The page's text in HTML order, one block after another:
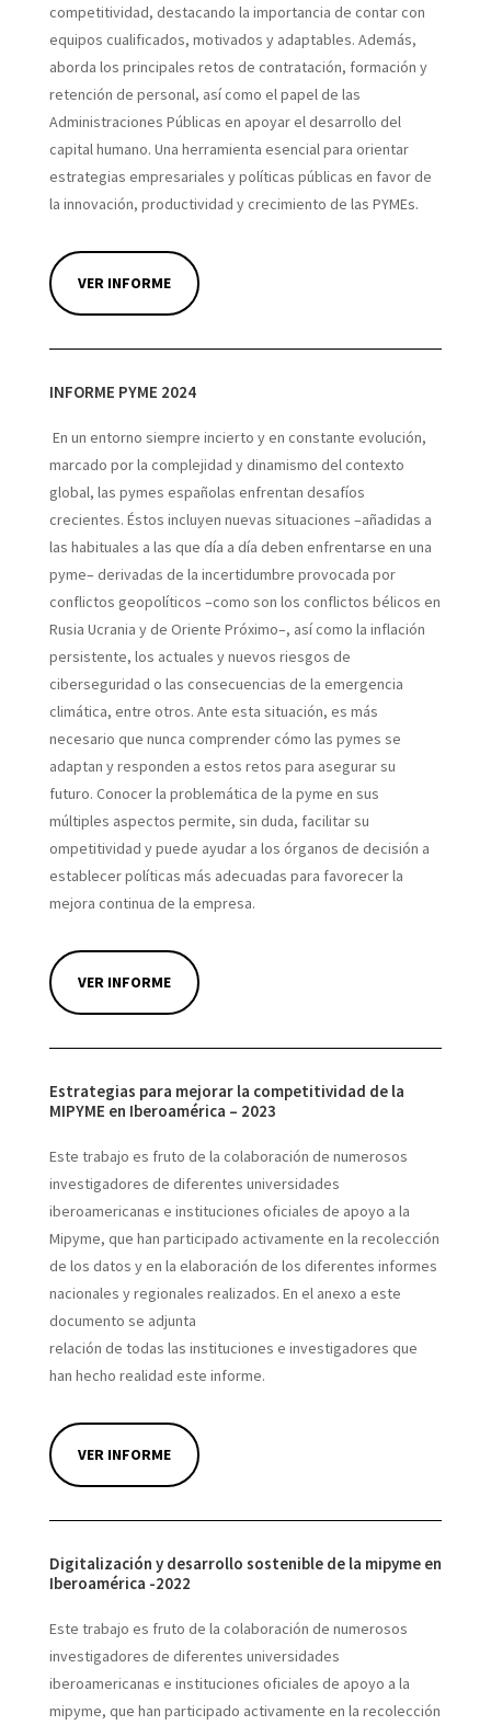
competitividad, destacando la importancia de contar con
equipos cualificados, motivados y adaptables. Además,
aborda los principales retos de contratación, formación y
retención de personal, así como el papel de las
Administraciones Públicas en apoyar el desarrollo del
capital humano. Una herramienta esencial para orientar
estrategias empresariales y políticas públicas en favor de
la innovación, productividad y crecimiento de las PYMEs.
VER INFORME
INFORME PYME 2024
En un entorno siempre incierto y en constante evolución,
marcado por la complejidad y dinamismo del contexto
global, las pymes españolas enfrentan desafíos
crecientes. Éstos incluyen nuevas situaciones –añadidas a
las habituales a las que día a día deben enfrentarse en una
pyme– derivadas de la incertidumbre provocada por
conflictos geopolíticos –como son los conflictos bélicos en
Rusia Ucrania y de Oriente Próximo–, así como la inflación
persistente, los actuales y nuevos riesgos de
ciberseguridad o las consecuencias de la emergencia
climática, entre otros. Ante esta situación, es más
necesario que nunca comprender cómo las pymes se
adaptan y responden a estos retos para asegurar su
futuro. Conocer la problemática de la pyme en sus
múltiples aspectos permite, sin duda, facilitar su
ompetitividad y puede ayudar a los órganos de decisión a
establecer políticas más adecuadas para favorecer la
mejora continua de la empresa.
VER INFORME
Estrategias para mejorar la competitividad de la
MIPYME en Iberoamérica – 2023
Este trabajo es fruto de la colaboración de numerosos
investigadores de diferentes universidades
iberoamericanas e instituciones oficiales de apoyo a la
Mipyme, que han participado activamente en la recolección
de los datos y en la elaboración de los diferentes informes
nacionales y regionales realizados. En el anexo a este
documento se adjunta
relación de todas las instituciones e investigadores que
han hecho realidad este informe.
VER INFORME
Digitalización y desarrollo sostenible de la mipyme en
Iberoamérica -2022
Este trabajo es fruto de la colaboración de numerosos
investigadores de diferentes universidades
iberoamericanas e instituciones oficiales de apoyo a la
mipyme, que han participado activamente en la recolección